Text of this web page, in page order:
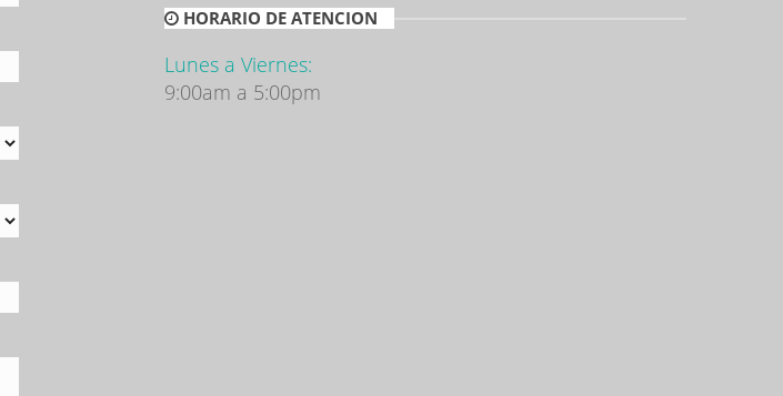
HORARIO DE ATENCION
Lunes a Viernes:
9:00am a 5:00pm